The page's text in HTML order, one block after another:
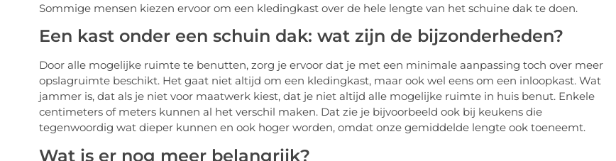
Sommige mensen kiezen ervoor om een kledingkast over de hele lengte van het schuine dak te doen.
Een kast onder een schuin dak: wat zijn de bijzonderheden?
Door alle mogelijke ruimte te benutten, zorg je ervoor dat je met een minimale aanpassing toch over meer
opslagruimte beschikt. Het gaat niet altijd om een kledingkast, maar ook wel eens om een inloopkast. Wat
jammer is, dat als je niet voor maatwerk kiest, dat je niet altijd alle mogelijke ruimte in huis benut. Enkele
centimeters of meters kunnen al het verschil maken. Dat zie je bijvoorbeeld ook bij keukens die
tegenwoordig wat dieper kunnen en ook hoger worden, omdat onze gemiddelde lengte ook toeneemt.
Wat is er nog meer belangrijk?